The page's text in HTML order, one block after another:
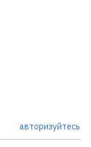
авторизуйтесь